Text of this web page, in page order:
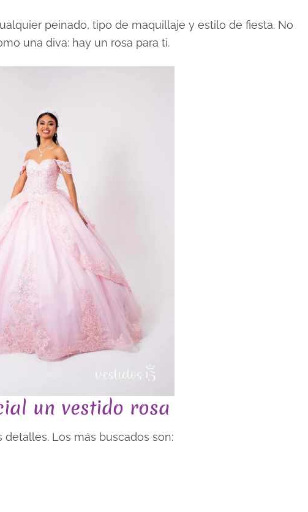
peinado, tipo de maquillaje y estilo de fiesta. No
una diva: hay un rosa para ti.
un vestido rosa
Los más buscados son: